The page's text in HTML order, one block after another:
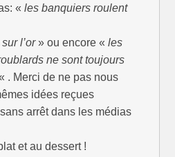
«les banquiers roulent
l’or» ou encore «les
ne sont toujours
. Merci de ne pas nous
idées reçues
arrêt dans les médias
et au dessert !